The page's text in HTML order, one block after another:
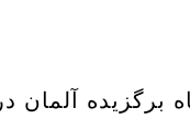
برگزیده